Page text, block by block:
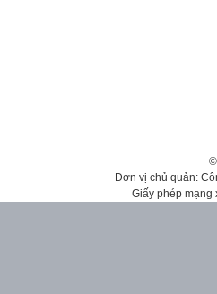
Đơn vị chủ quản:
Giấy phép mạng